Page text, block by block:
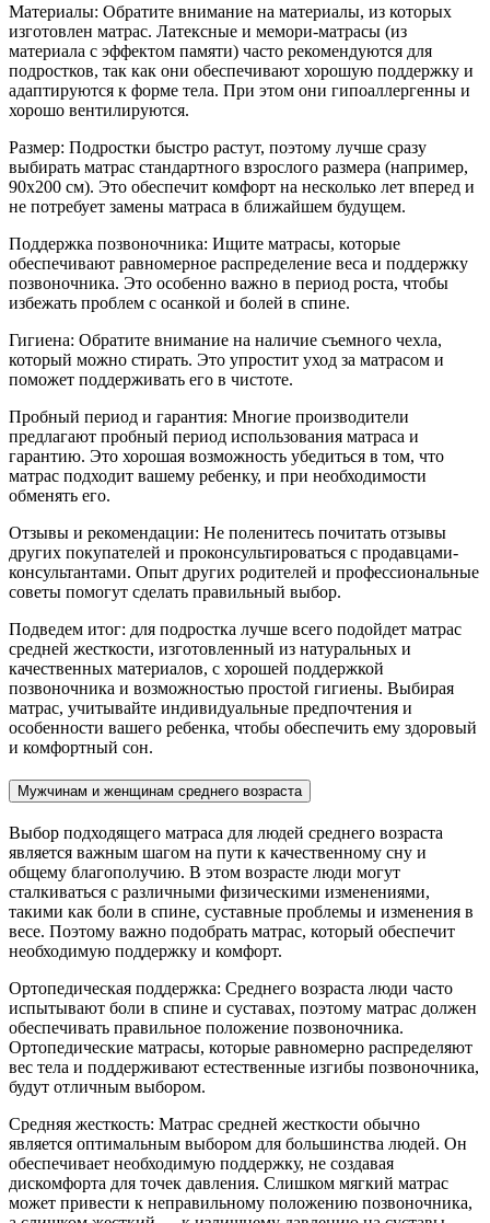
Материалы: Обратите внимание на материалы, из которых
изготовлен матрас. Латексные и мемори-матрасы (из
материала с эффектом памяти) часто рекомендуются для
подростков, так как они обеспечивают хорошую поддержку и
адаптируются к форме тела. При этом они гипоаллергенны и
хорошо вентилируются.
Размер: Подростки быстро растут, поэтому лучше сразу
выбирать матрас стандартного взрослого размера (например,
90x200 см). Это обеспечит комфорт на несколько лет вперед и
не потребует замены матраса в ближайшем будущем.
Поддержка позвоночника: Ищите матрасы, которые
обеспечивают равномерное распределение веса и поддержку
позвоночника. Это особенно важно в период роста, чтобы
избежать проблем с осанкой и болей в спине.
Гигиена: Обратите внимание на наличие съемного чехла,
который можно стирать. Это упростит уход за матрасом и
поможет поддерживать его в чистоте.
Пробный период и гарантия: Многие производители
предлагают пробный период использования матраса и
гарантию. Это хорошая возможность убедиться в том, что
матрас подходит вашему ребенку, и при необходимости
обменять его.
Отзывы и рекомендации: Не поленитесь почитать отзывы
других покупателей и проконсультироваться с продавцами-
консультантами. Опыт других родителей и профессиональные
советы помогут сделать правильный выбор.
Подведем итог: для подростка лучше всего подойдет матрас
средней жесткости, изготовленный из натуральных и
качественных материалов, с хорошей поддержкой
позвоночника и возможностью простой гигиены. Выбирая
матрас, учитывайте индивидуальные предпочтения и
особенности вашего ребенка, чтобы обеспечить ему здоровый
и комфортный сон.
Мужчинам и женщинам среднего возраста
Выбор подходящего матраса для людей среднего возраста
является важным шагом на пути к качественному сну и
общему благополучию. В этом возрасте люди могут
сталкиваться с различными физическими изменениями,
такими как боли в спине, суставные проблемы и изменения в
весе. Поэтому важно подобрать матрас, который обеспечит
необходимую поддержку и комфорт.
Ортопедическая поддержка: Среднего возраста люди часто
испытывают боли в спине и суставах, поэтому матрас должен
обеспечивать правильное положение позвоночника.
Ортопедические матрасы, которые равномерно распределяют
вес тела и поддерживают естественные изгибы позвоночника,
будут отличным выбором.
Средняя жесткость: Матрас средней жесткости обычно
является оптимальным выбором для большинства людей. Он
обеспечивает необходимую поддержку, не создавая
дискомфорта для точек давления. Слишком мягкий матрас
может привести к неправильному положению позвоночника,